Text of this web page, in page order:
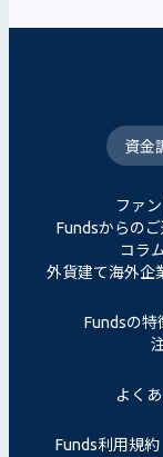
資金
ファ
Fundsからの
コラ
外貨建て海外企
Fundsの特
よく
Funds利用規約